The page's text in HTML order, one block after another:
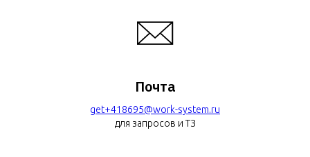
Почта
get+418695@work-system.ru
для запросов и ТЗ